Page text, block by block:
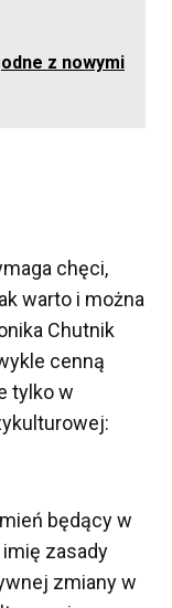
z nowymi
chęci,
warto i można
Chutnik
cenną
tylko w
będący w
zasady
zmiany w